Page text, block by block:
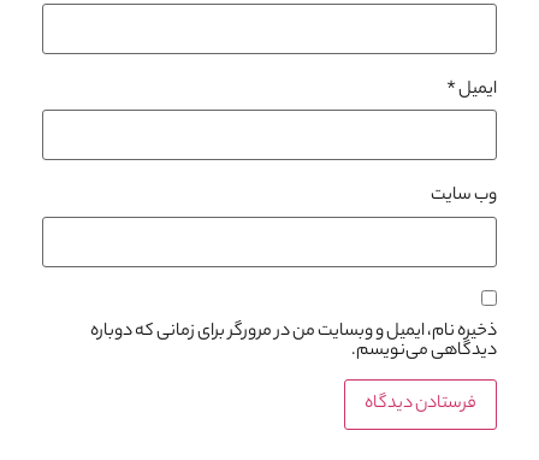
ایمیل*
وب‌ سایت
ذخیره نام، ایمیل و وبسایت من در مرورگر برای زمانی که دوباره
دیدگاهی می‌نویسم.